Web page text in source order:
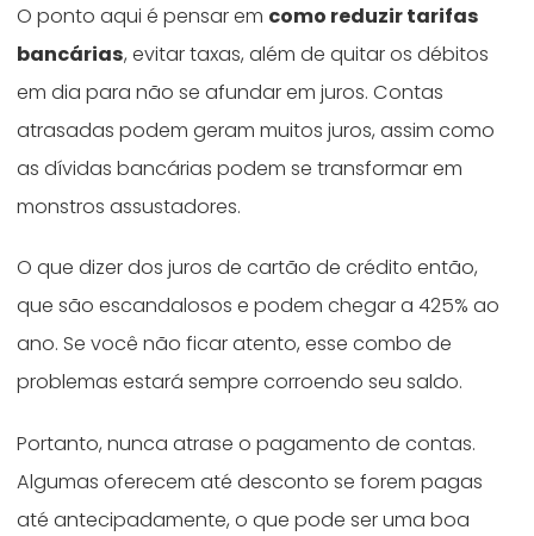
O ponto aqui é pensar em como reduzir tarifas
bancárias, evitar taxas, além de quitar os débitos
em dia para não se afundar em juros. Contas
atrasadas podem geram muitos juros, assim como
as dívidas bancárias podem se transformar em
monstros assustadores.
O que dizer dos juros de cartão de crédito então,
que são escandalosos e podem chegar a 425% ao
ano. Se você não ficar atento, esse combo de
problemas estará sempre corroendo seu saldo.
Portanto, nunca atrase o pagamento de contas.
Algumas oferecem até desconto se forem pagas
até antecipadamente, o que pode ser uma boa